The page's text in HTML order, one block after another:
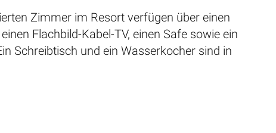
Zimmer im Resort verfügen über einen
Flachbild-Kabel-TV, einen Safe sowie ein
Schreibtisch und ein Wasserkocher sind in